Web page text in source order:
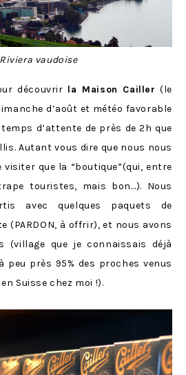
vaudoise
découvrir la Maison Cailler (le
d’août et météo favorable
d’attente de près de 2h que
Autant vous dire que nous nous
que la “boutique”(qui, entre
touristes, mais bon…). Nous
avec quelques paquets de
(PARDON, à offrir), et nous avons
(village que je connaissais déjà
peu près 95% des proches venus
Suisse chez moi !).